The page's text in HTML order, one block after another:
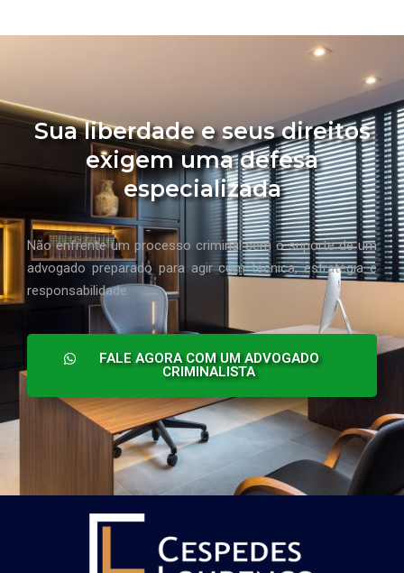
Sua liberdade e seus direitos
exigem uma defesa
especializada
Não enfrente um processo criminal sem o suporte de um
advogado preparado para agir com técnica, estratégia e
responsabilidade.
FALE AGORA COM UM ADVOGADO
CRIMINALISTA